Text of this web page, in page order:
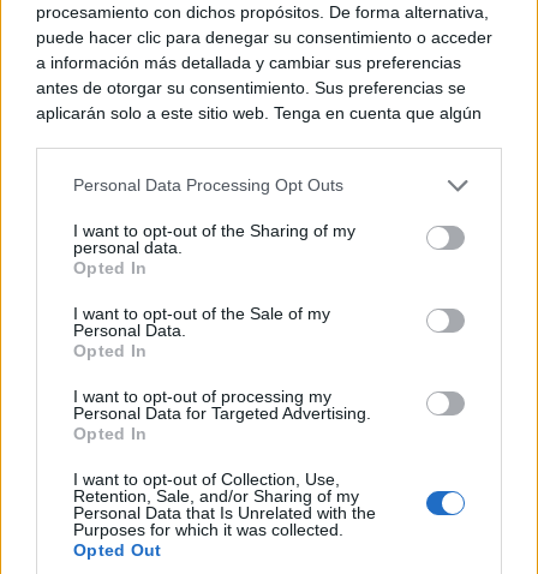
procesamiento con dichos propósitos. De forma alternativa,
puede hacer clic para denegar su consentimiento o acceder
a información más detallada y cambiar sus preferencias
antes de otorgar su consentimiento. Sus preferencias se
aplicarán solo a este sitio web. Tenga en cuenta que algún
rechazar tal procesamiento. Puede cambiar sus preferencias
a este sitio y haciendo clic en el botón "Privacidad" en la
parte inferior de la página web.
Please note that this website/app uses one or more Google
services and may gather and store information including but
not limited to your visit or usage behaviour. You may click to
use your data for below specified purposes in below Google
consent section.
Personal Data Processing Opt Outs
I want to opt-out of the Sharing of my
personal data.
Opted In
I want to opt-out of the Sale of my
Personal Data.
Opted In
I want to opt-out of processing my
Personal Data for Targeted Advertising.
Opted In
I want to opt-out of Collection, Use,
Retention, Sale, and/or Sharing of my
Personal Data that Is Unrelated with the
Purposes for which it was collected.
Opted Out